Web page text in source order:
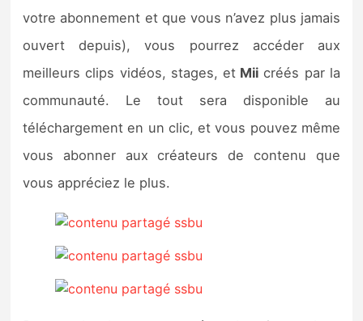
votre abonnement et que vous n’avez plus jamais
ouvert depuis), vous pourrez accéder aux
meilleurs clips vidéos, stages, etMii créés par la
communauté. Le tout sera disponible au
téléchargement en un clic, et vous pouvez même
vous abonner aux créateurs de contenu que
vous appréciez le plus.